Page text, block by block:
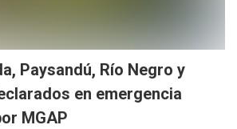
Paysandú, Río Negro y
en emergencia
MGAP